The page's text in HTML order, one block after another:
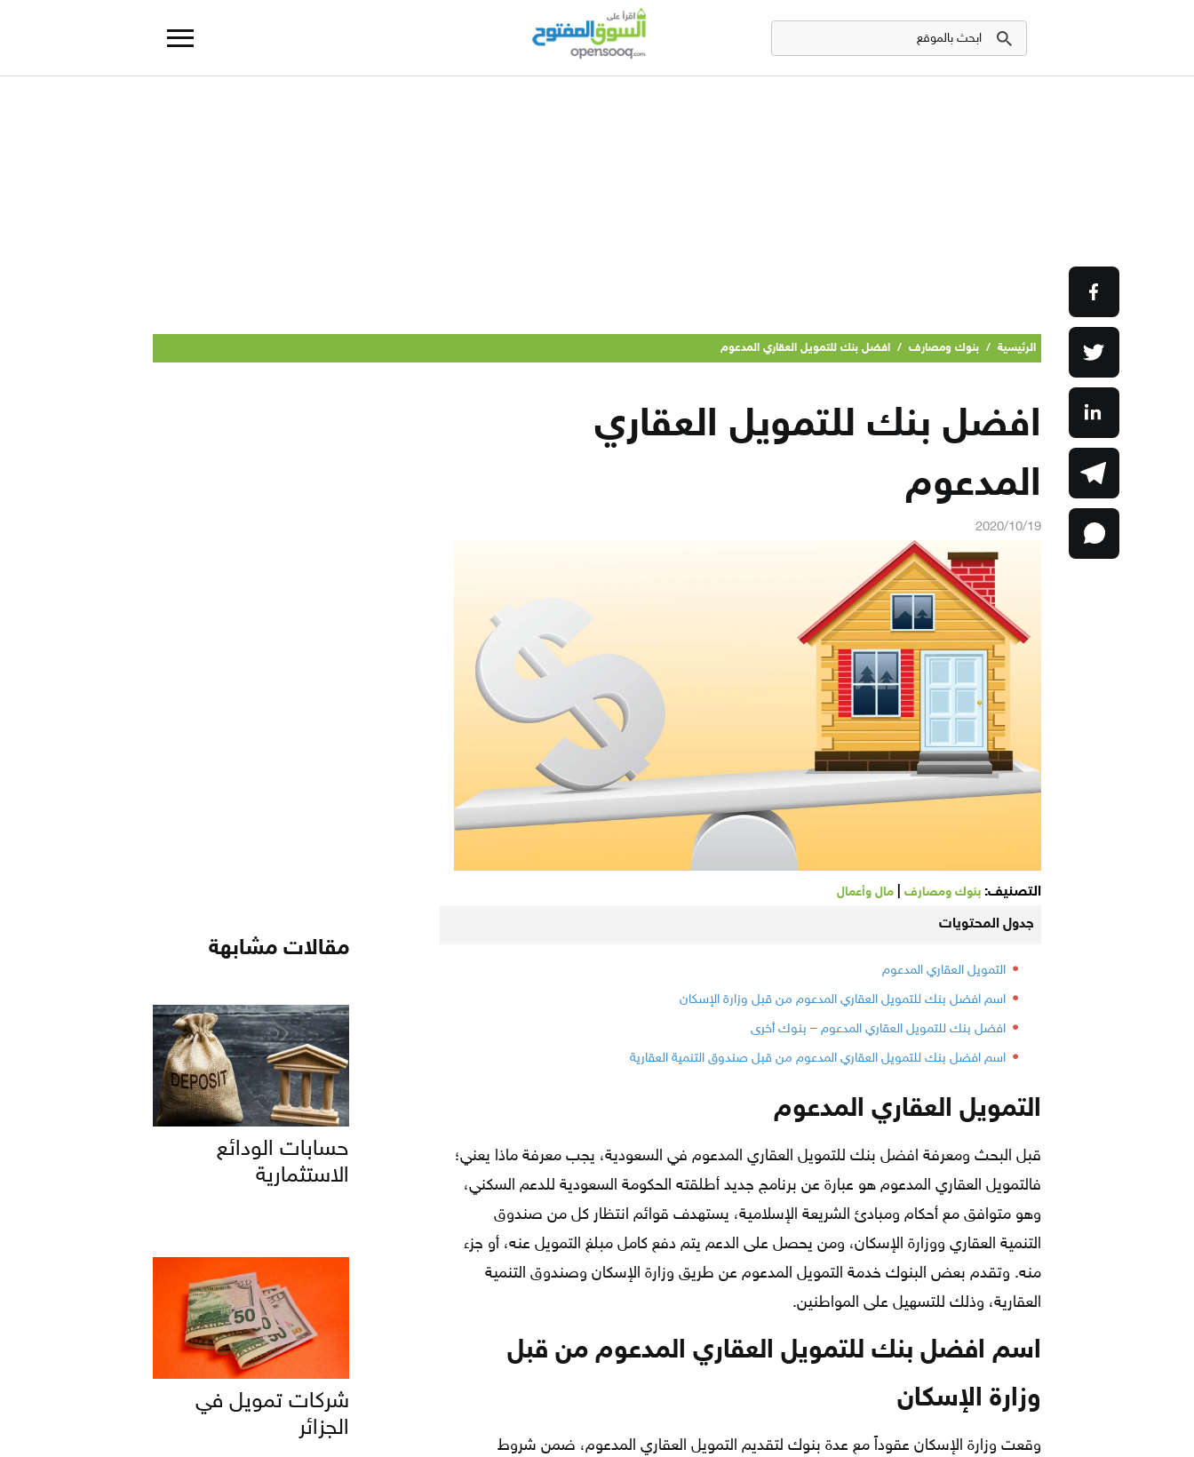
الرئيسية / بنوك ومصارف / افضل بنك للتمويل العقاري المدعوم
افضل بنك للتمويل العقاري
المدعوم
2020/10/19
التصنيف: بنوك ومصارف مال وأعمال
جدول المحتويات
التمويل العقاري المدعوم
اسم افضل بنك للتمويل العقاري المدعوم من قبل وزارة الإسكان
افضل بنك للتمويل العقاري المدعوم – بنوك أخرى
اسم افضل بنك للتمويل العقاري المدعوم من قبل صندوق التنمية العقارية
التمويل العقاري المدعوم
قبل البحث ومعرفة افضل بنك للتمويل العقاري المدعوم في السعودية، يجب معرفة ماذا يعني؛
فالتمويل العقاري المدعوم هو عبارة عن برنامج جديد أطلقته الحكومة السعودية للدعم السكني،
وهو متوافق مع أحكام ومبادئ الشريعة الإسلامية، يستهدف قوائم انتظار كل من صندوق
التنمية العقاري ووزارة الإسكان، ومن يحصل على الدعم يتم دفع كامل مبلغ التمويل عنه، أو جزء
منه. وتقدم بعض البنوك خدمة التمويل المدعوم عن طريق وزارة الإسكان وصندوق التنمية
العقارية، وذلك للتسهيل على المواطنين.
اسم افضل بنك للتمويل العقاري المدعوم من قبل
وزارة الإسكان
وقعت وزارة الإسكان عقوداً مع عدة بنوك لتقديم التمويل العقاري المدعوم، ضمن شروط
مقالات مشابهة
حسابات الودائع
الاستثمارية
شركات تمويل في
الجزائر